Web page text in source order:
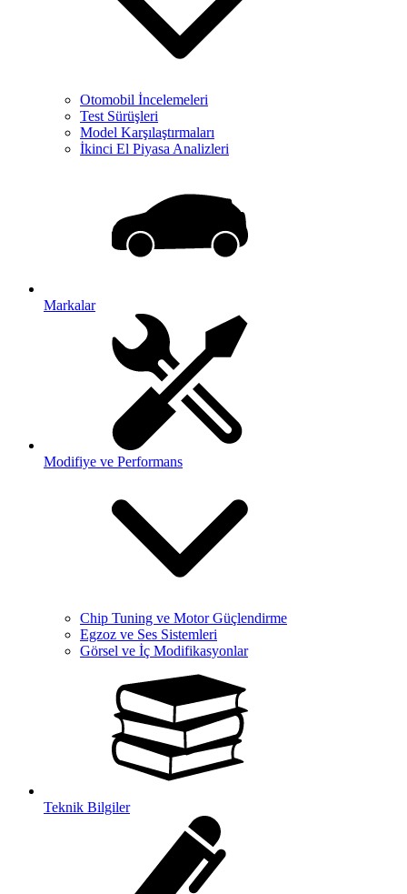
Otomobil İncelemeleri
Test Sürüşleri
Model Karşılaştırmaları
İkinci El Piyasa Analizleri
Markalar
Modifiye ve Performans
Chip Tuning ve Motor Güçlendirme
Egzoz ve Ses Sistemleri
Görsel ve İç Modifikasyonlar
Teknik Bilgiler